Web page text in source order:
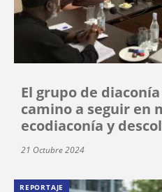
El grupo de
camino a seguir en
ecodiaconía y
21 Octubre 2024
REPORTAJE